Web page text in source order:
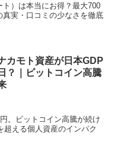
）は本当にお得？最大700
実・口コミの少なさを徹底
カモト資産が日本GDP
？｜ビットコイン高騰
。ビットコイン高騰が続け
超える個人資産のインパク